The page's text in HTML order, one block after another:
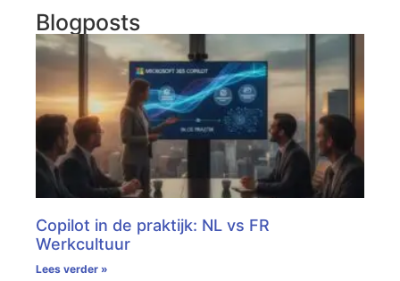
Blogposts
Copilot in de praktijk: NL vs FR
Werkcultuur
Lees verder »